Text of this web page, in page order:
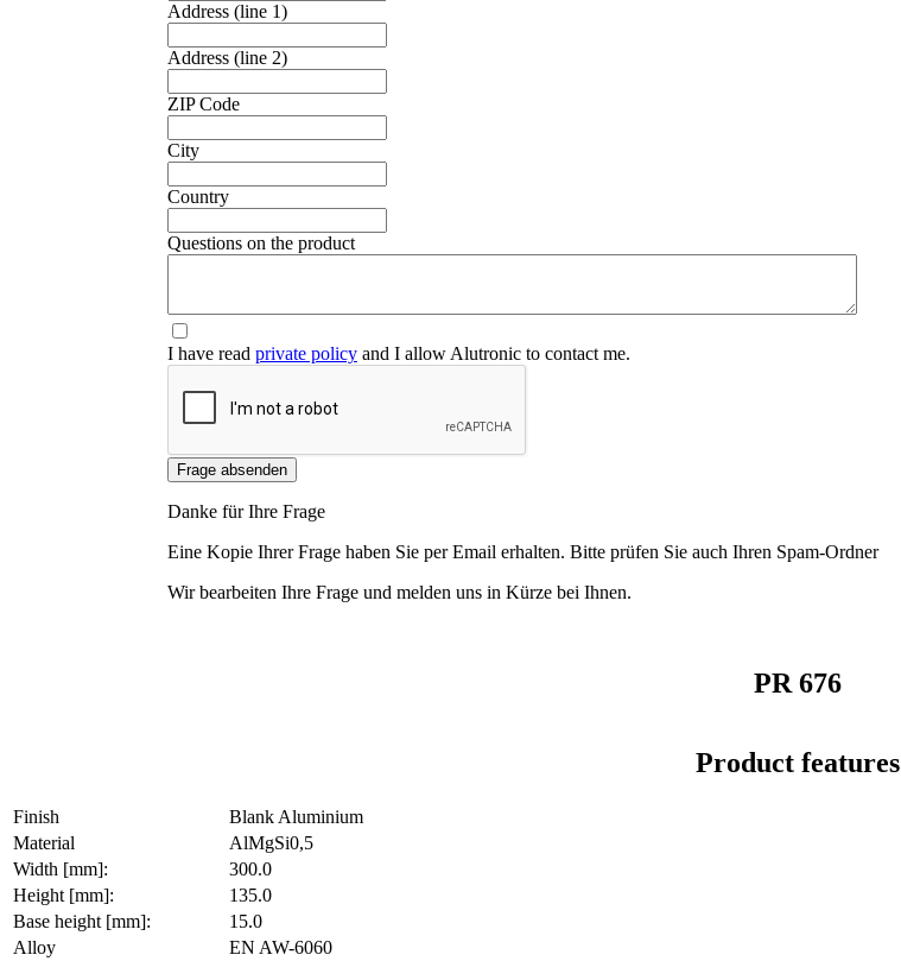
Address (line 1)
Address (line 2)
ZIP Code
City
Country
Questions on the product
I have read private policyand I allow Alutronic to contact me.
Frage absenden
Danke für Ihre Frage
Eine Kopie Ihrer Frage haben Sie per Email erhalten. Bitte prüfen Sie auch Ihren Spam-Ordner
Wir bearbeiten Ihre Frage und melden uns in Kürze bei Ihnen.
PR 676
Product features
Finish
Blank Aluminium
Material
AlMgSi0,5
Width [mm]:
300.0
Height [mm]:
135.0
Base height [mm]:
15.0
Alloy
EN AW-6060